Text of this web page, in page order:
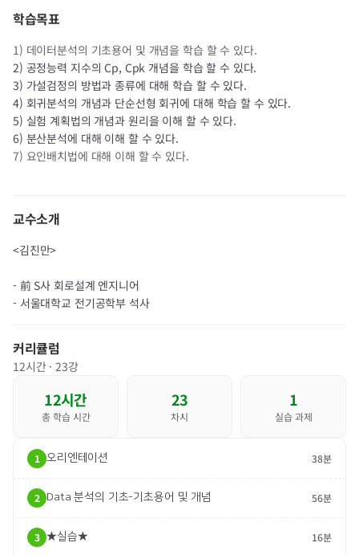
학습목표
1) 데이터분석의 기초용어 및 개념을 학습 할 수 있다.
2) 공정능력 지수의 Cp, Cpk 개념을 학습 할 수 있다.
3) 가설검정의 방법과 종류에 대해 학습 할 수 있다.
4) 회귀분석의 개념과 단순선형 회귀에 대해 학습 할 수 있다.
5) 실험 계획법의 개념과 원리을 이해 할 수 있다.
6) 분산분석에 대해 이해 할 수 있다.
7) 요인배치법에 대해 이해 할 수 있다. ​
교수소개
<김진만>
- 前 S사 회로설계 엔지니어
- 서울대학교 전기공학부 석사​
커리큘럼
12시간 · 23강
12시간
총 학습 시간
23
차시
1
실습 과제
1 오리엔테이션 38분
2 Data 분석의 기초-기초용어 및 개념 56분
3 ★실습★ 16분